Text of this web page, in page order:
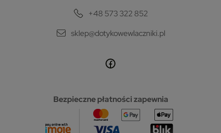
+48 573 322 852
sklep@dotykowewlaczniki.pl
Bezpieczne płatności zapewnia